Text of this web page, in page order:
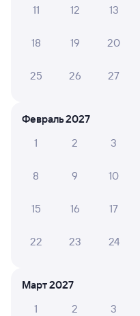
А ещё здесь
Обратные билеты
в Варениковскую
Расписание
11 12 13
18 19 20
25 26 27
Февраль 2027
1
2 3
8 9 10
15 16 17
22 23 24
Март 2027
1
2 3